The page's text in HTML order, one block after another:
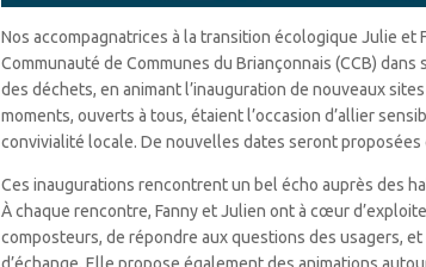
Nos accompagnatrices à la transition écologique Julie et
Communauté de Communes du Briançonnais (CCB)
des déchets, en animant l’inauguration de nouveaux
moments, ouverts à tous, étaient l’occasion d’allier
convivialité locale. De nouvelles dates seront proposées
Ces inaugurations rencontrent un bel écho auprès des
À chaque rencontre, Fanny et Julien ont à cœur
composteurs, de répondre aux questions des usagers,